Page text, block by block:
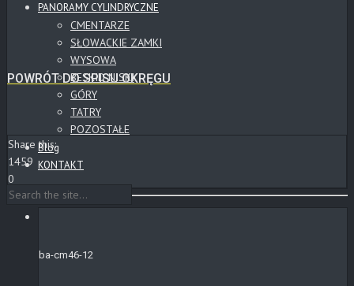
PANORAMY CYLINDRYCZNE
CMENTARZE
SŁOWACKIE ZAMKI
WYSOWA
BESKID NISKI
GÓRY
TATRY
POZOSTAŁE
Blog
KONTAKT
POWRÓT DO SPISU OKRĘGU
Share this:
1459
0
ba-cm46-12